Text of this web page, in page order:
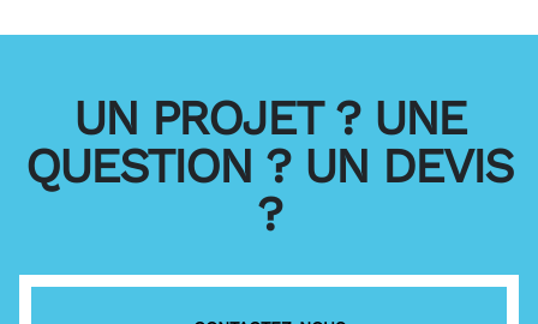
UN PROJET ? UNE
QUESTION ? UN DEVIS
?